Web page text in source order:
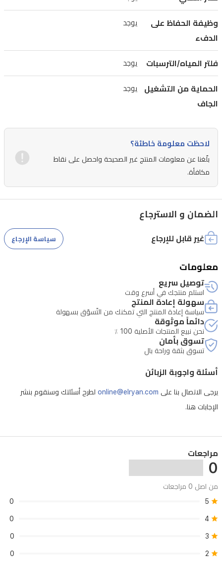
عملية
التخمير،
بينما
الشاي
المدمج
على
كوب
شاي
صافٍ
وغني
يتميز
الجهاز
الحفاظ
على
الحرارة،
والحماية
من
التشغيل
الجاف،
وفلتر
مما
يجعله
يجمع
بين
الراحة
والأمان
والمتانة
لمحبي
الشاي.
وظيفة الحفاظ على
الدفء
يوجد
فلتر المياه/الترسبات يوجد
الحماية من التشغيل
الجاف
يوجد
لاحظت معلومة خاطئة؟
بلّغنا عن معلومات المنتج غير الصحيحة واحصل على نقاط
مكافأة.
الضمان و الاسترجاع
غير قابل للإرجاع سياسة الإرجاع
معلومات
توصيل سريع
استلم منتجك في أسرع وقت
سهولة إعادة المنتج
سياسة إعادة المنتج التي تمكنك من التّسوّق بسهولة
دائماً موثوقة
نحن نبيع المنتجات الأصلية 100 ٪
تسوق بأمان
تسوق بثقة وراحة بال
أسئلة واجوبة الزبائن
يرجى الاتصال بنا على online@elryan.com لطرح أسئلتك وسنقوم بنشر
الإجابات هنا.
مراجعات
0
من اصل 0 مراجعات
5
0
4
0
3
0
2
0